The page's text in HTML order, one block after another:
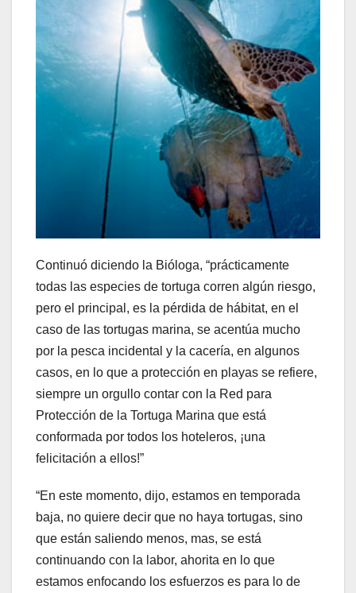
Continuó diciendo la Bióloga, “prácticamente
todas las especies de tortuga corren algún riesgo,
pero el principal, es la pérdida de hábitat, en el
caso de las tortugas marina, se acentúa mucho
por la pesca incidental y la cacería, en algunos
casos, en lo que a protección en playas se refiere,
siempre un orgullo contar con la Red para
Protección de la Tortuga Marina que está
conformada por todos los hoteleros, ¡una
felicitación a ellos!”
“En este momento, dijo, estamos en temporada
baja, no quiere decir que no haya tortugas, sino
que están saliendo menos, mas, se está
continuando con la labor, ahorita en lo que
estamos enfocando los esfuerzos es para lo de